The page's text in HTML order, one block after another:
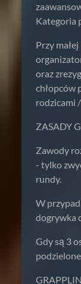
Kategoria
Przy
oraz
chłopców
rodzicami
ZASADY
Zawody
- tylko
rundy.
W
dogrywka
Gdy są 3